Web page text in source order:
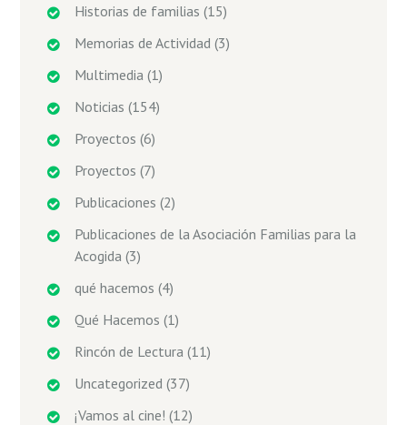
Historias de familias (15)
Memorias de Actividad (3)
Multimedia (1)
Noticias (154)
Proyectos (6)
Proyectos (7)
Publicaciones (2)
Publicaciones de la Asociación Familias para la
Acogida (3)
qué hacemos (4)
Qué Hacemos (1)
Rincón de Lectura (11)
Uncategorized (37)
¡Vamos al cine! (12)